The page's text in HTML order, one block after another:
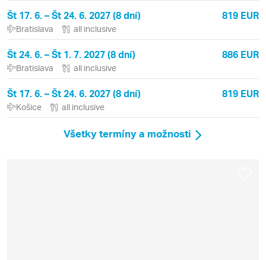
Št 17. 6. – Št 24. 6. 2027 (8 dní) 819 EUR
Bratislava all inclusive
Št 24. 6. – Št 1. 7. 2027 (8 dní) 886 EUR
Bratislava all inclusive
Št 17. 6. – Št 24. 6. 2027 (8 dní) 819 EUR
Košice all inclusive
Všetky termíny a možnosti